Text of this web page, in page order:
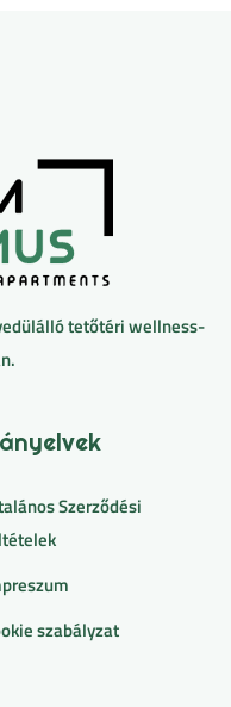
tetőtéri wellness-
Szerződési
szabályzat